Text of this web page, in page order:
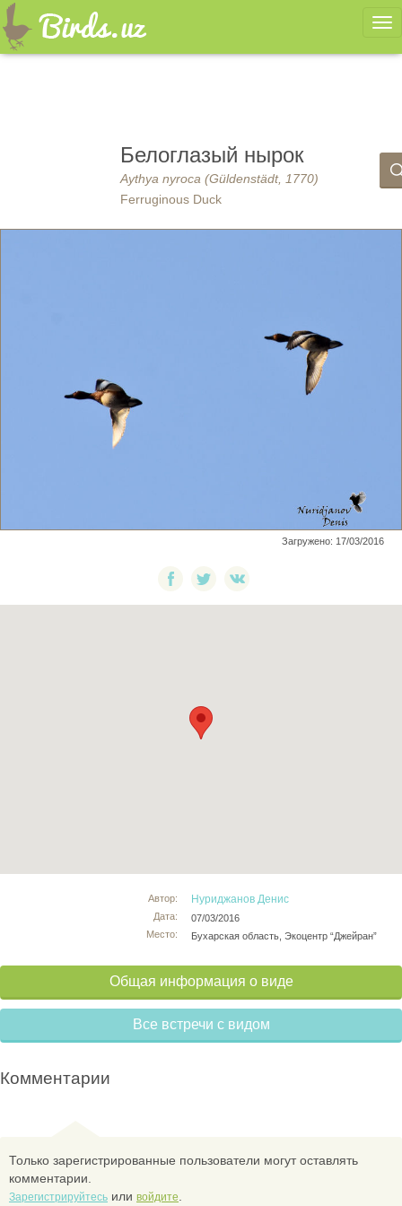
Белоглазый нырок
Aythya nyroca (Güldenstädt, 1770)
Ferruginous Duck
Загружено: 17/03/2016
Автор:
Дата:
Место:
Нуриджанов Денис
07/03/2016
Бухарская область, Экоцентр “Джейран”
Общая информация о виде
Все встречи с видом
Комментарии
Только зарегистрированные пользователи могут оставлять
комментарии.
Зарегистрируйтесь или войдите